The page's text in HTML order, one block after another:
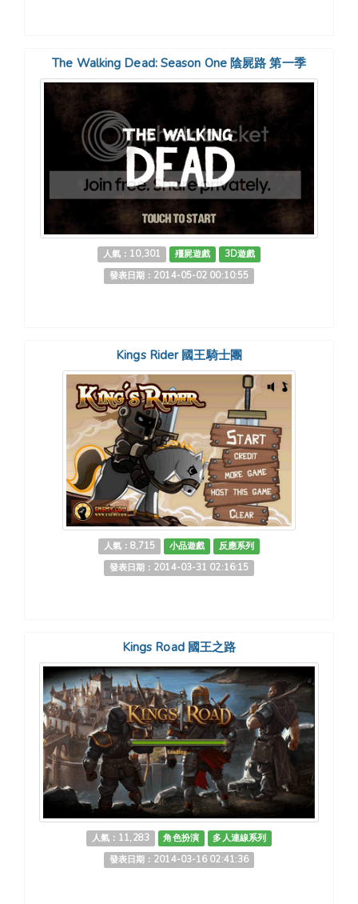
The Walking Dead: Season One 陰屍路 第一季
人氣：10,301 殭屍遊戲
3D遊戲
發表日期：2014-05-02 00:10:55
Kings Rider 國王騎士團
人氣：8,715 小品遊戲
反應系列
發表日期：2014-03-31 02:16:15
Kings Road 國王之路
人氣：11,283 角色扮演
多人連線系列
發表日期：2014-03-16 02:41:36